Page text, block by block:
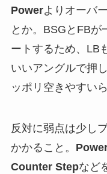
Powerよりオーバ
とか。BSGとFBが
ートするため、LB
いいアングルで押
ッポリ空きやすい
反対に弱点は少し
かかること。
Counter Stepなど